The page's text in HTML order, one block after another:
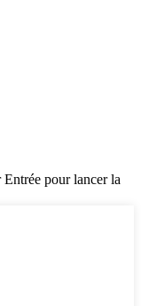
pour lancer la